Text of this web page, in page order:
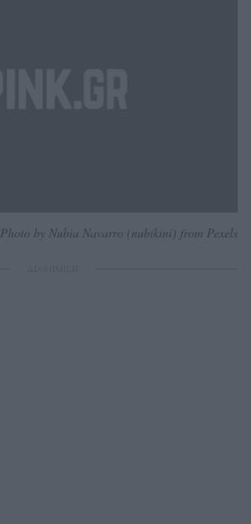
Photo by Nubia Navarro (nubikini) from Pexels